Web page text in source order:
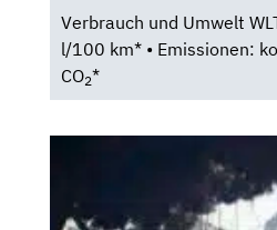
Verbrauch und Umwelt
l/100 km* • Emissionen:
CO2*